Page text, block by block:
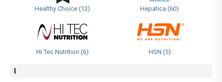
Healthy Choice (12) Hepatica (60)
Hi Tec Nutrition (6) HSN (5)
I